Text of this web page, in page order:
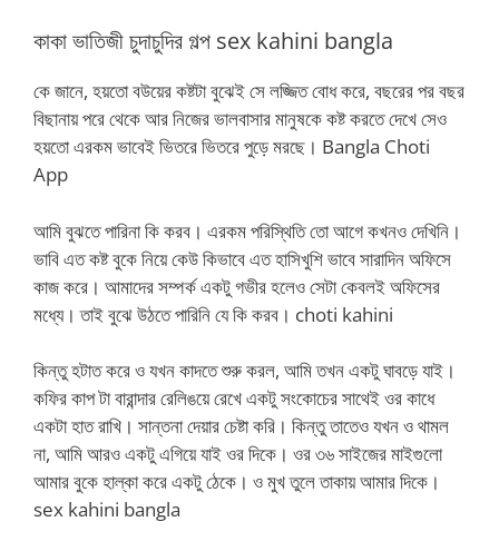
কাকা ভাতিজী চুদাচুদির গল্প sex kahini bangla
কে জানে, হয়তো বউয়ের কষ্টটা বুঝেই সে লজ্জিত বোধ করে, বছরের পর বছর
বিছানায় পরে থেকে আর নিজের ভালবাসার মানুষকে কষ্ট করতে দেখে সেও
হয়তো এরকম ভাবেই ভিতরে ভিতরে পুড়ে মরছে। Bangla Choti
App
আমি বুঝতে পারিনা কি করব। এরকম পরিস্থিতি তো আগে কখনও দেখিনি।
ভাবি এত কষ্ট বুকে নিয়ে কেউ কিভাবে এত হাসিখুশি ভাবে সারাদিন অফিসে
কাজ করে। আমাদের সম্পর্ক একটু গভীর হলেও সেটা কেবলই অফিসের
মধ্যে। তাই বুঝে উঠতে পারিনি যে কি করব। choti kahini
কিন্তু হটাত করে ও যখন কাদতে শুরু করল, আমি তখন একটু ঘাবড়ে যাই।
কফির কাপ টা বারান্দার রেলিঙয়ে রেখে একটু সংকোচের সাথেই ওর কাধে
একটা হাত রাখি। সান্তনা দেয়ার চেষ্টা করি। কিন্তু তাতেও যখন ও থামল
না, আমি আরও একটু এগিয়ে যাই ওর দিকে। ওর ৩৬ সাইজের মাইগুলো
আমার বুকে হাল্কা করে একটু ঠেকে। ও মুখ তুলে তাকায় আমার দিকে।
sex kahini bangla